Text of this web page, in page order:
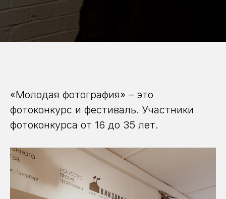
«Молодая фотография» – это
фотоконкурс и фестиваль. Участники
фотоконкурса от 16 до 35 лет.